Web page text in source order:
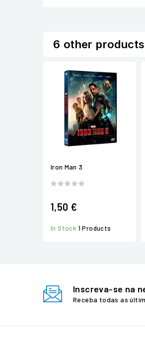
6 other
Iron Man 3
1,50 €
In Stock 1 Products
Inscreva-se na
Receba todas as